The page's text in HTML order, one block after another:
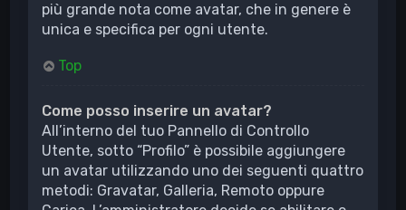
più grande nota come avatar, che in genere è
unica e specifica per ogni utente.
Top
Come posso inserire un avatar?
All’interno del tuo Pannello di Controllo
Utente, sotto “Profilo” è possibile aggiungere
un avatar utilizzando uno dei seguenti quattro
metodi: Gravatar, Galleria, Remoto oppure